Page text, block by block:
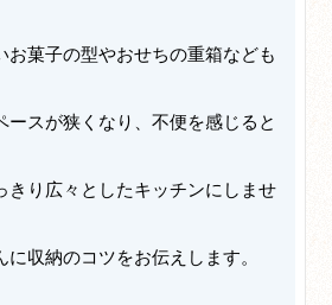
お菓子の型やおせちの重箱なども
ースが狭くなり、不便を感じると
きり広々としたキッチンにしませ
に収納のコツをお伝えします。